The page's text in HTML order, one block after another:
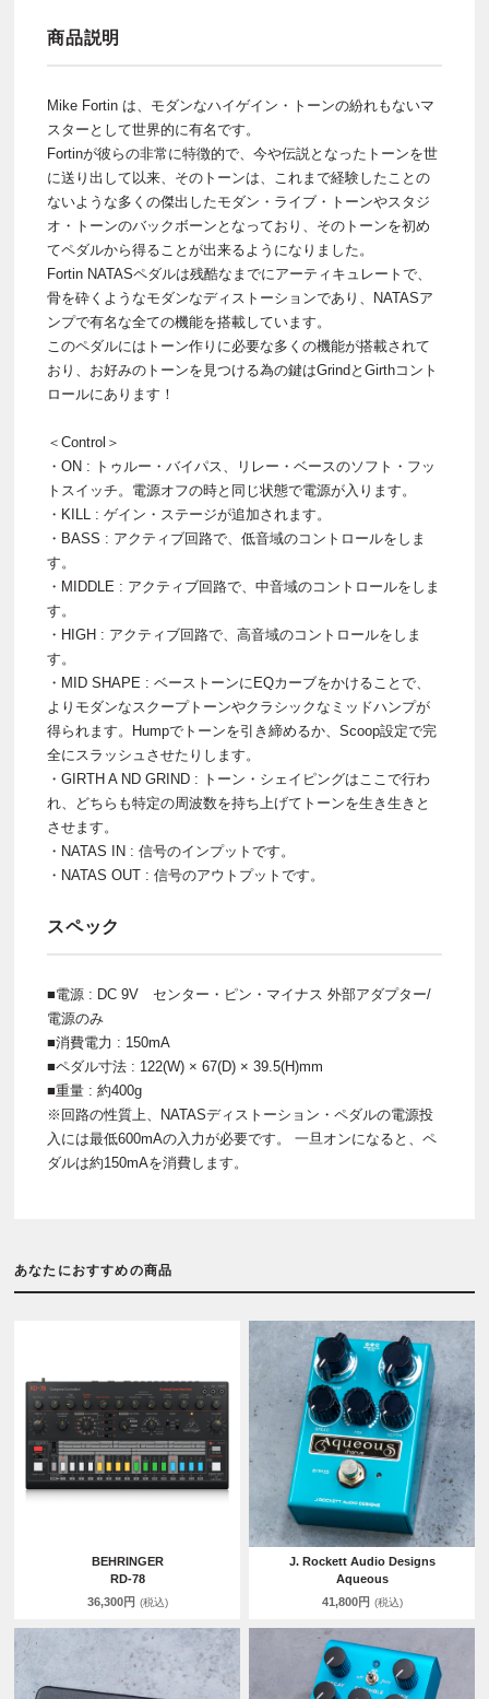
商品説明
Mike Fortin は、モダンなハイゲイン・トーンの紛れもないマ
スターとして世界的に有名です。
Fortinが彼らの非常に特徴的で、今や伝説となったトーンを世
に送り出して以来、そのトーンは、これまで経験したことの
ないような多くの傑出したモダン・ライブ・トーンやスタジ
オ・トーンのバックボーンとなっており、そのトーンを初め
てペダルから得ることが出来るようになりました。
Fortin NATASペダルは残酷なまでにアーティキュレートで、
骨を砕くようなモダンなディストーションであり、NATASア
ンプで有名な全ての機能を搭載しています。
このペダルにはトーン作りに必要な多くの機能が搭載されて
おり、お好みのトーンを見つける為の鍵はGrindとGirthコント
ロールにあります！
＜Control＞
・ON : トゥルー・バイパス、リレー・ベースのソフト・フッ
トスイッチ。電源オフの時と同じ状態で電源が入ります。
・KILL : ゲイン・ステージが追加されます。
・BASS : アクティブ回路で、低音域のコントロールをしま
す。
・MIDDLE : アクティブ回路で、中音域のコントロールをしま
す。
・HIGH : アクティブ回路で、高音域のコントロールをしま
す。
・MID SHAPE : ベーストーンにEQカーブをかけることで、
よりモダンなスクープトーンやクラシックなミッドハンプが
得られます。Humpでトーンを引き締めるか、Scoop設定で完
全にスラッシュさせたりします。
・GIRTH A ND GRIND : トーン・シェイピングはここで行わ
れ、どちらも特定の周波数を持ち上げてトーンを生き生きと
させます。
・NATAS IN : 信号のインプットです。
・NATAS OUT : 信号のアウトプットです。
スペック
■電源 : DC 9V センター・ピン・マイナス 外部アダプター/
電源のみ
■消費電力 : 150mA
■ペダル寸法 : 122(W) × 67(D) × 39.5(H)mm
■重量 : 約400g
※回路の性質上、NATASディストーション・ペダルの電源投
入には最低600mAの入力が必要です。 一旦オンになると、ペ
ダルは約150mAを消費します。
あなたにおすすめの商品
BEHRINGER
RD-78
36,300円 (税込)
J. Rockett Audio Designs
Aqueous
41,800円 (税込)